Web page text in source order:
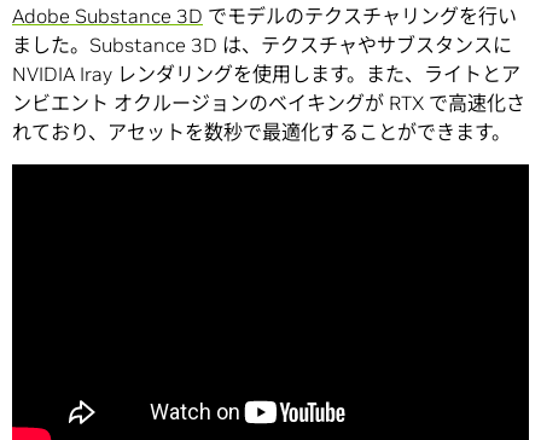
Adobe Substance 3D でモデルのテクスチャリングを行い
ました。Substance 3D は、テクスチャやサブスタンスに
NVIDIA Iray レンダリングを使用します。また、ライトとア
ンビエント オクルージョンのベイキングが RTX で高速化さ
れており、アセットを数秒で最適化することができます。